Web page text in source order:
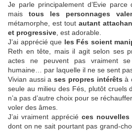
Je parle principalement d’Evie parce
mais tous les personnages
métamorphe, est tout autant
et progressive , est adorable.
J’ai apprécié que les Fés soient
Reth en tête, mais il agit selon ses
actes ne peuvent pas vraiment
humaine… par laquelle il ne se sent
Vivian aussi ases propres intérêts à
seule au milieu des Fés, plutôt cruels
n’a pas d’autre choix pour se
voler des âmes.
J’ai vraiment apprécié ces nouvelles
dont on ne sait pourtant pas grand-